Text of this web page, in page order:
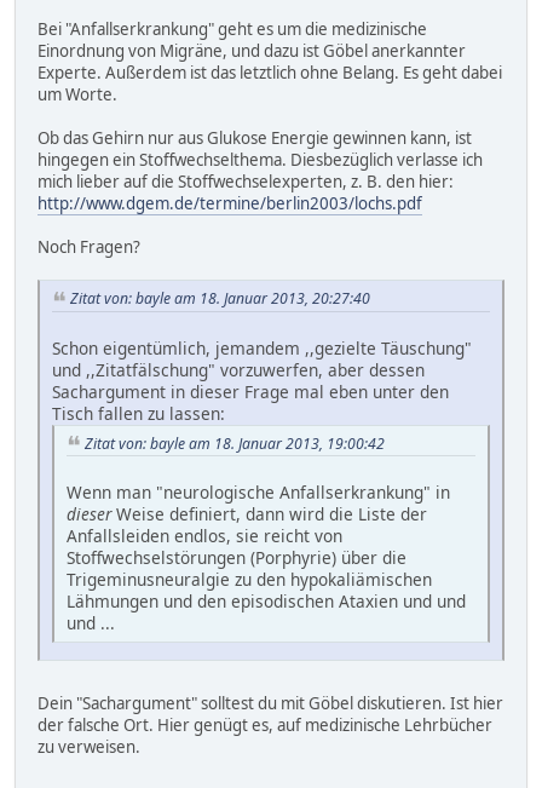
Bei "Anfallserkrankung" geht es um die medizinische
Einordnung von Migräne, und dazu ist Göbel anerkannter
Experte. Außerdem ist das letztlich ohne Belang. Es geht dabei
um Worte.
Ob das Gehirn nur aus Glukose Energie gewinnen kann, ist
hingegen ein Stoffwechselthema. Diesbezüglich verlasse ich
mich lieber auf die Stoffwechselexperten, z. B. den hier:
http://www.dgem.de/termine/berlin2003/lochs.pdf
Noch Fragen?
Zitat von: bayle am 18. Januar 2013, 20:27:40
Schon eigentümlich, jemandem ,,gezielte Täuschung"
und ,,Zitatfälschung" vorzuwerfen, aber dessen
Sachargument in dieser Frage mal eben unter den
Tisch fallen zu lassen:
Zitat von: bayle am 18. Januar 2013, 19:00:42
Wenn man "neurologische Anfallserkrankung" in
dieserWeise definiert, dann wird die Liste der
Anfallsleiden endlos, sie reicht von
Stoffwechselstörungen (Porphyrie) über die
Trigeminusneuralgie zu den hypokaliämischen
Lähmungen und den episodischen Ataxien und und
und ...
Dein "Sachargument" solltest du mit Göbel diskutieren. Ist hier
der falsche Ort. Hier genügt es, auf medizinische Lehrbücher
zu verweisen.